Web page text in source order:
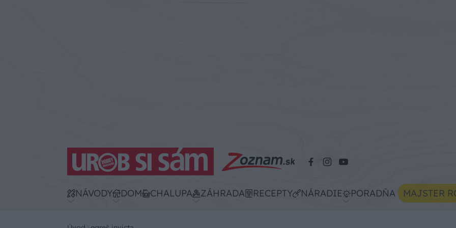
NÁVODY DOM CHALUPA ZÁHRADA RECEPTY NÁRADIE PORADŇA MAJSTER